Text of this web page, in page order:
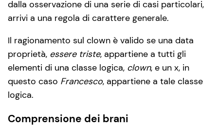
dalla osservazione di una serie di casi particolari,
arrivi a una regola di carattere generale.
Il ragionamento sul clown è valido se una data
proprietà, essere triste, appartiene a tutti gli
elementi di una classe logica, clown, e un x, in
questo caso Francesco, appartiene a tale classe
logica.
Comprensione dei brani